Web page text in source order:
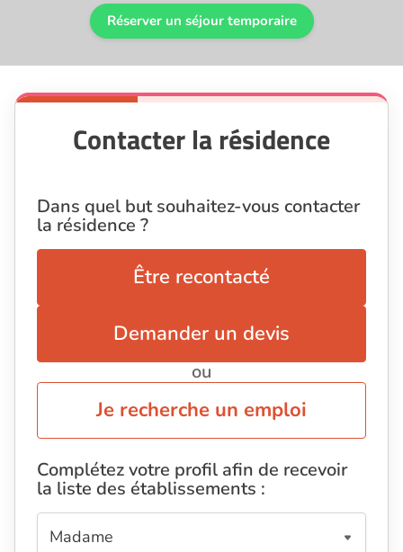
Réserver un séjour temporaire
Contacter la résidence
Dans quel but souhaitez-vous contacter
la résidence ?
Être recontacté
Demander un devis
ou
Je recherche un emploi
Complétez votre profil afin de recevoir
la liste des établissements :